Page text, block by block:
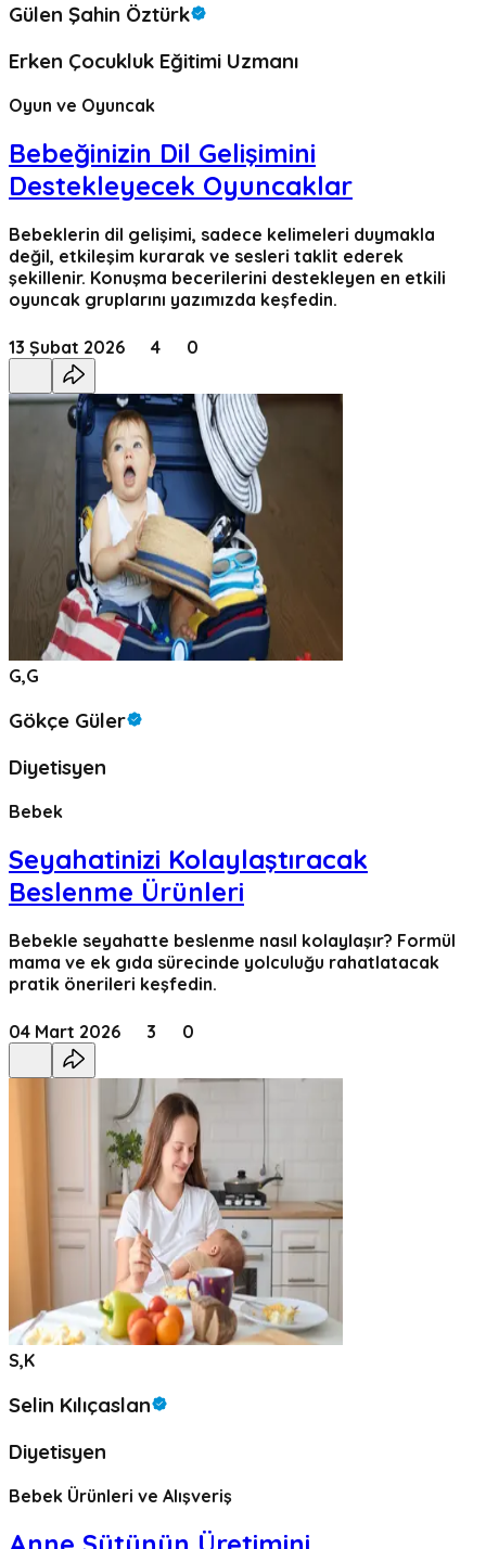
Gülen Şahin Öztürk
Erken Çocukluk Eğitimi Uzmanı
Oyun ve Oyuncak
Bebeğinizin Dil Gelişimini
Destekleyecek Oyuncaklar
Bebeklerin dil gelişimi, sadece kelimeleri duymakla
değil, etkileşim kurarak ve sesleri taklit ederek
şekillenir. Konuşma becerilerini destekleyen en etkili
oyuncak gruplarını yazımızda keşfedin.
13 Şubat 2026 4 0
G,G
Gökçe Güler
Diyetisyen
Bebek
Seyahatinizi Kolaylaştıracak
Beslenme Ürünleri
Bebekle seyahatte beslenme nasıl kolaylaşır? Formül
mama ve ek gıda sürecinde yolculuğu rahatlatacak
pratik önerileri keşfedin.
04 Mart 2026 3 0
S,K
Selin Kılıçaslan
Diyetisyen
Bebek Ürünleri ve Alışveriş